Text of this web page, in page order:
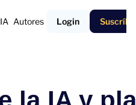
Autores Login